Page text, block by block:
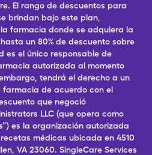
El rango de descuentos para
brindan bajo este plan,
farmacia donde se adquiera la
un 80% de descuento sobre
es el único responsable de
autorizada al momento
tendrá el derecho a un
de acuerdo con el
que negoció
LLC (que opera como
es la organización autorizada
médicas ubicada en 4510
VA 23060. SingleCare Services